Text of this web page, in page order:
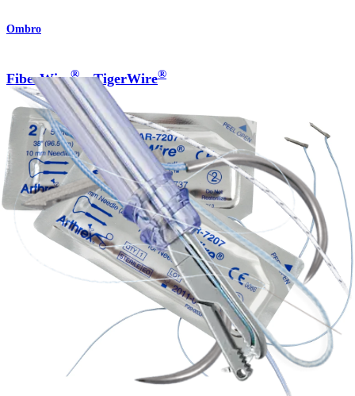
Ombro
FiberWire®e TigerWire®
Produto
Cotovelo
NeedlePunch®II
Produto
NeedlePunch